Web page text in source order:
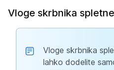
Vloge skrbnika
Vloge skrbnika
lahko dodelite